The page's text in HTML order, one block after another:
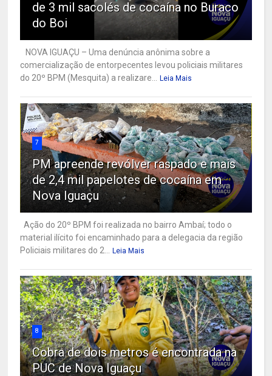
de 3 mil sacolés de cocaína no Buraco
do Boi
NOVA IGUAÇU – Uma denúncia anônima sobre a
comercialização de entorpecentes levou policiais militares
do 20º BPM (Mesquita) a realizare...
Leia Mais
7
PM apreende revólver raspado e mais
de 2,4 mil papelotes de cocaína em
Nova Iguaçu
Ação do 20º BPM foi realizada no bairro Ambaí; todo o
material ilícito foi encaminhado para a delegacia da região
Policiais militares do 2...
Leia Mais
8
Cobra de dois metros é encontrada na
PUC de Nova Iguaçu